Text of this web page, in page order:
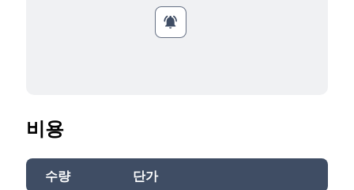
비용
수량 단가